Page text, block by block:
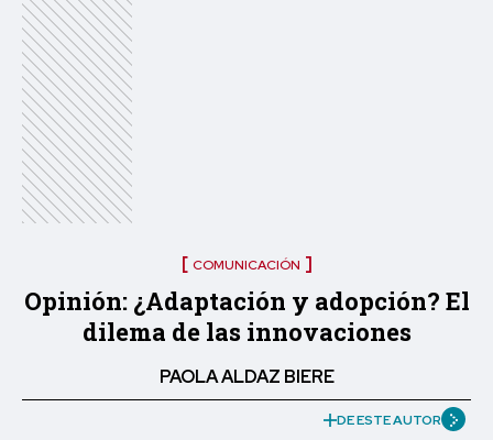
COMUNICACIÓN
Opinión: ¿Adaptación y adopción? El
dilema de las innovaciones
PAOLA ALDAZ BIERE
DE ESTE AUTOR